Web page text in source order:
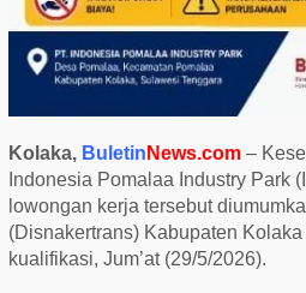
n
P
o
s
i
O
p
e
a
t
o
r
Kolaka, Buletin News.com –
Indonesia Pomalaa Industry Park
lowongan kerja tersebut
(Disnakertrans) Kabupaten
kualifikasi, Jum’at (29/5/2026).